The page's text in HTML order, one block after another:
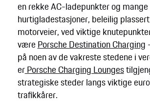
en rekke AC-ladepunkter og
hurtigladestasjoner, beleilig
motorveier, ved viktige
være Porsche Destination Charging
på noen av de vakreste stedene i
erPorsche Charging Lounges
strategiske steder langs viktige
trafikkårer.